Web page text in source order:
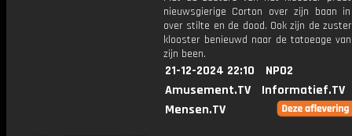
nieuwsgierige Corton over zijn baan
over stilte en de dood. Ook zijn de
klooster benieuwd naar de tatoeage
zijn been.
21-12-2024 22:10
NPO2
Amusement.TV
Informatief.TV
Mensen.TV